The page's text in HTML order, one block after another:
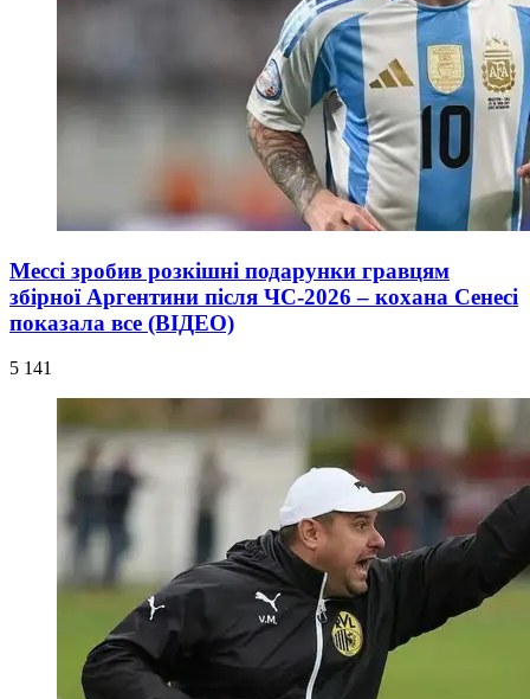
Мессі зробив розкішні подарунки гравцям
збірної Аргентини після ЧС-2026 – кохана Сенесі
показала все (ВІДЕО)
5 141